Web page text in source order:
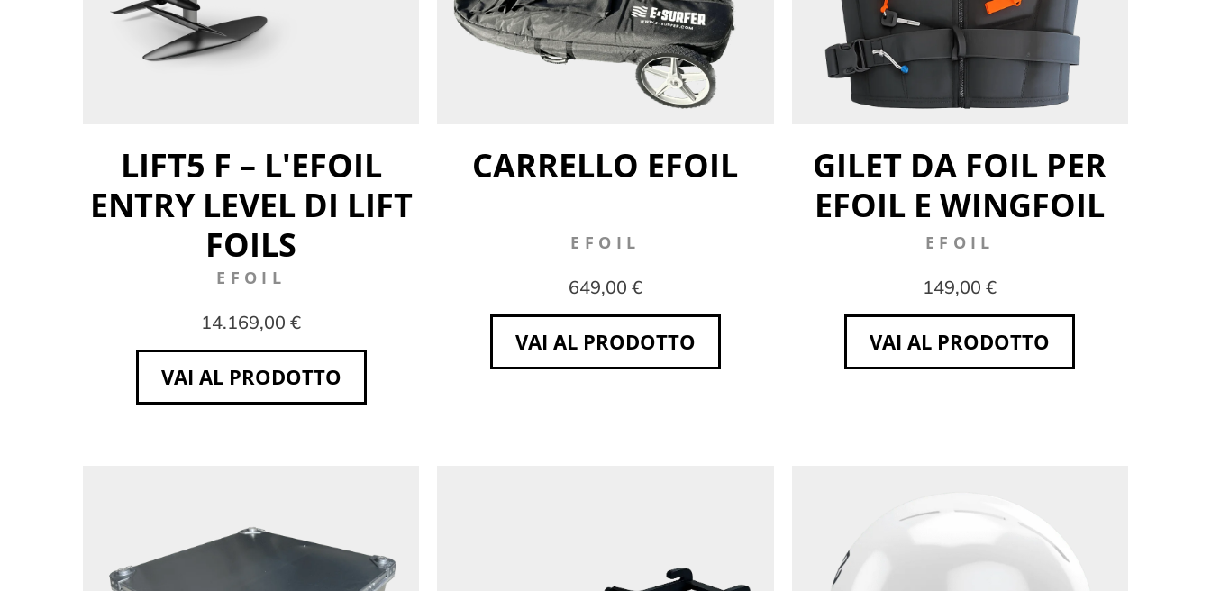
LIFT5 F – L'EFOIL
ENTRY LEVEL DI LIFT
FOILS
EFOIL
14.169,00 €
VAI AL PRODOTTO
CARRELLO EFOIL
EFOIL
649,00 €
VAI AL PRODOTTO
GILET DA FOIL PER
EFOIL E WINGFOIL
EFOIL
149,00 €
VAI AL PRODOTTO